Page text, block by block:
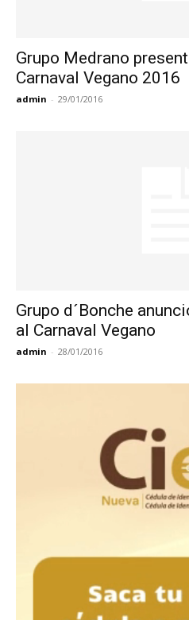
Grupo Medrano
Carnaval Vegano 2016
admin - 29/01/2016
Grupo d´Bonche
al Carnaval Vegano
admin - 28/01/2016